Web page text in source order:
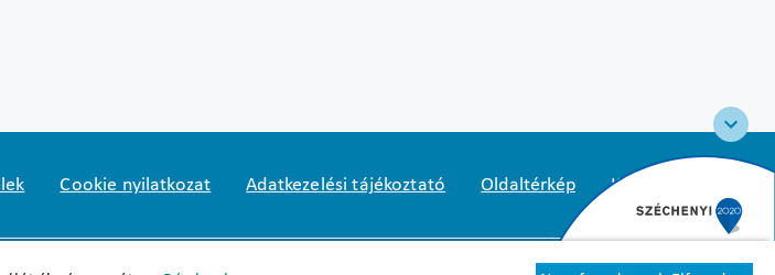
Cookie nyilatkozat Adatkezelési tájékoztató Oldaltérkép Közadatkereső